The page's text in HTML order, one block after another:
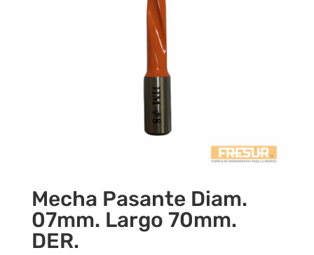
Mecha Pasante Diam.
07mm. Largo 70mm.
DER.